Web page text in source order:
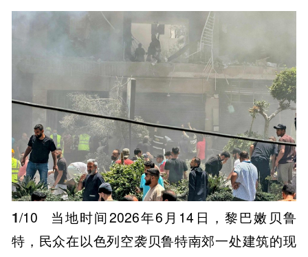
1/10
当地时间2026年6月14日，黎巴嫩贝鲁
特，民众在以色列空袭贝鲁特南郊一处建筑的现